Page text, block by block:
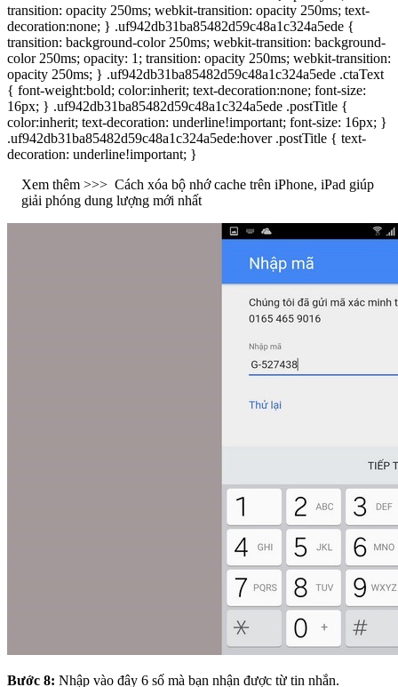
transition: opacity 250ms; webkit-transition: opacity 250ms; text-
decoration:none; } .uf942db31ba85482d59c48a1c324a5ede {
transition: background-color 250ms; webkit-transition: background-
color 250ms; opacity: 1; transition: opacity 250ms; webkit-transition:
opacity 250ms; } .uf942db31ba85482d59c48a1c324a5ede .ctaText
{ font-weight:bold; color:inherit; text-decoration:none; font-size:
16px; } .uf942db31ba85482d59c48a1c324a5ede .postTitle {
color:inherit; text-decoration: underline!important; font-size: 16px; }
.uf942db31ba85482d59c48a1c324a5ede:hover .postTitle { text-
decoration: underline!important; }
Xem thêm >>> Cách xóa bộ nhớ cache trên iPhone, iPad giúp
giải phóng dung lượng mới nhất
Bước 8: Nhập vào đây 6 số mà bạn nhận được từ tin nhắn.